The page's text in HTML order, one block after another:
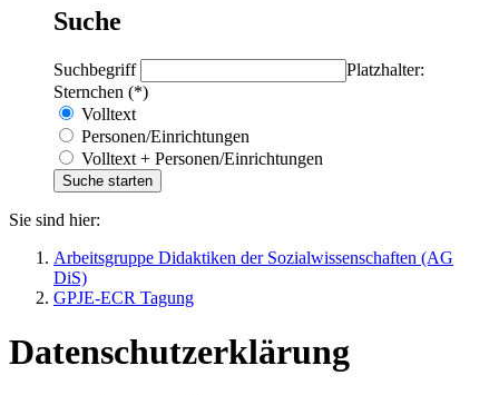
Suche
Suchbegriff
Platzhalter:
Sternchen (*)
Volltext
Personen/Einrichtungen
Volltext + Personen/Einrichtungen
Sie sind hier:
Arbeitsgruppe Didaktiken der Sozialwissenschaften (AG
DiS)
GPJE-ECR Tagung
Datenschutzerklärung